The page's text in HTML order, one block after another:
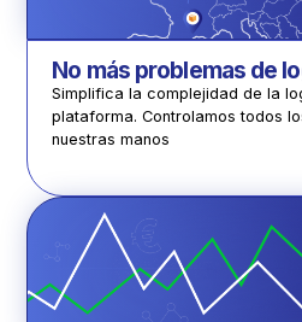
No más problemas de
Simplifica la complejidad de la
plataforma. Controlamos todos
nuestras manos